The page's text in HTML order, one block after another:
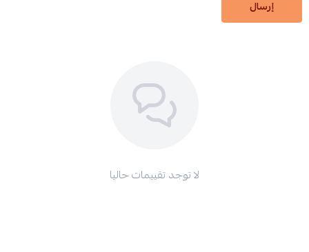
إرسال
لا توجد تقييمات حاليا